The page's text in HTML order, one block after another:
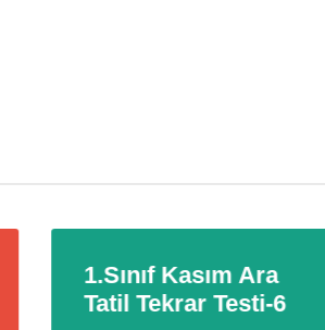
1.Sınıf Kasım Ara
Tatil Tekrar Testi-5